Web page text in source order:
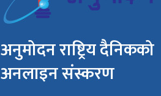
अनुमोदन राष्ट्रिय दैनिकको
अनलाइन संस्करण